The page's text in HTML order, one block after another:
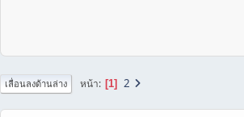
เลื่อนลงด้านล่าง หน้า 1 2